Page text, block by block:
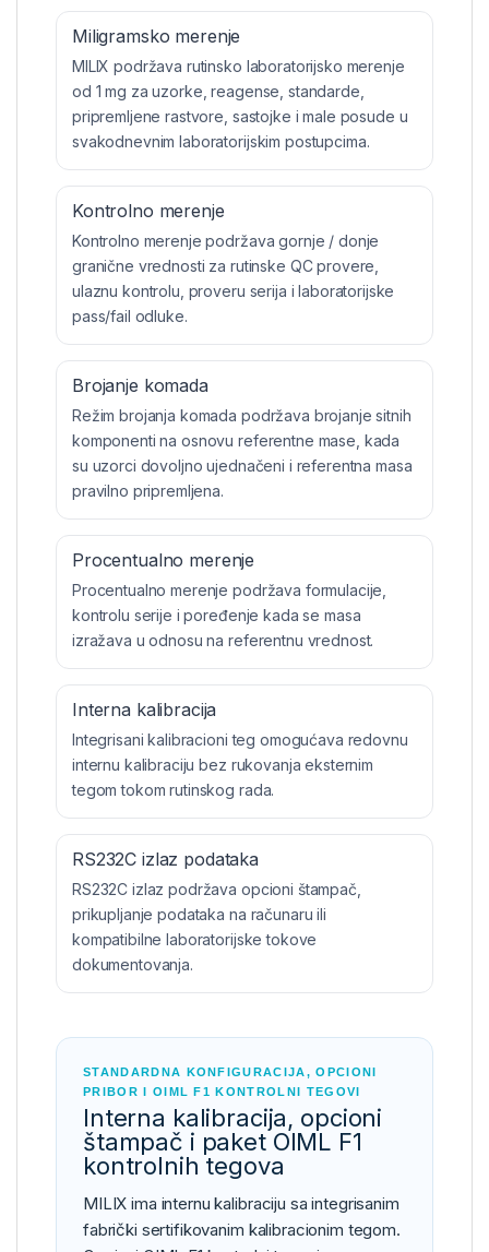
Miligramsko merenje
MILIX podržava rutinsko laboratorijsko merenje
od 1 mg za uzorke, reagense, standarde,
pripremljene rastvore, sastojke i male posude u
svakodnevnim laboratorijskim postupcima.
Kontrolno merenje
Kontrolno merenje podržava gornje / donje
granične vrednosti za rutinske QC provere,
ulaznu kontrolu, proveru serija i laboratorijske
pass/fail odluke.
Brojanje komada
Režim brojanja komada podržava brojanje sitnih
komponenti na osnovu referentne mase, kada
su uzorci dovoljno ujednačeni i referentna masa
pravilno pripremljena.
Procentualno merenje
Procentualno merenje podržava formulacije,
kontrolu serije i poređenje kada se masa
izražava u odnosu na referentnu vrednost.
Interna kalibracija
Integrisani kalibracioni teg omogućava redovnu
internu kalibraciju bez rukovanja eksternim
tegom tokom rutinskog rada.
RS232C izlaz podataka
RS232C izlaz podržava opcioni štampač,
prikupljanje podataka na računaru ili
kompatibilne laboratorijske tokove
dokumentovanja.
STANDARDNA KONFIGURACIJA, OPCIONI
PRIBOR I OIML F1 KONTROLNI TEGOVI
Interna kalibracija, opcioni
štampač i paket OIML F1
kontrolnih tegova
MILIX ima internu kalibraciju sa integrisanim
fabrički sertifikovanim kalibracionim tegom.